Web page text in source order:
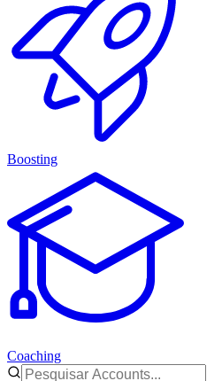
Boosting
Coaching